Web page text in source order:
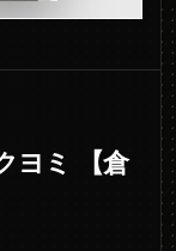
ヨミ 【倉